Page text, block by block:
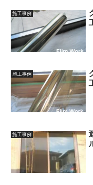
施工事例
施工事例
施工事例